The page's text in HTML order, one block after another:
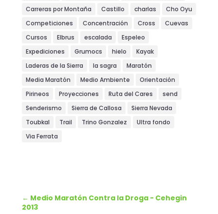
Carreras por Montaña
Castillo charlas
Cho Oyu
Competiciones
Concentración Cross
Cuevas
Cursos
Elbrus escalada
Espeleo
Expediciones
Grumocs hielo
Kayak
Laderas de la Sierra
la sagra
Maratón
Media Maratón
Medio Ambiente
Orientación
Pirineos
Proyecciones Ruta del Cares
send
Senderismo
Sierra de Callosa
Sierra Nevada
Toubkal
Trail Trino Gonzalez
Ultra fondo
Via Ferrata
← Medio Maratón Contra la Droga - Cehegin
2013